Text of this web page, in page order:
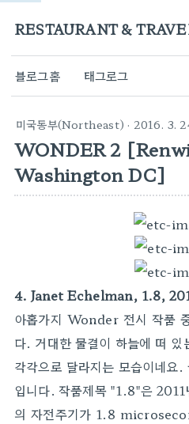
RESTAURANT &
블로그홈 태그로그
미국동부(Northeast) · 2016. 3.
WONDER 2
Washington DC]
4. Janet Echelman, 1.8,
아홉가지 Wonder 전시 작품
다. 거대한 물결이 하늘에 떠 있
각각으로 달라지는 모습이네요
입니다. 작품제목 "1.8"은 2011
의 자전주기가 1.8